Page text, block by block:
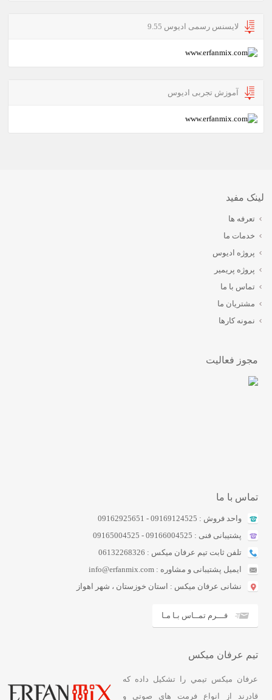
لایسنس رسمی ادیوس 9.55
آموزش تجربی ادیوس
لینک مفید
تعرفه ها
خدمات ما
پروژه ادیوس
پروژه پریمیر
تماس با ما
مشتریان ما
نمونه کارها
مجوز فعالیت
تماس با ما
واحد فروش : 09169124525 - 09162925651
پشتیبانی فنی : 09166004525 - 09165004525
تلفن ثابت تیم عرفان میکس : 06132268326
ایمیل پشتیبانی و مشاوره : info@erfanmix.com
نشانی عرفان میکس : استان خوزستان ، شهر اهواز
فـــرم تمــاس بـا مـا
تیم عرفان میکس
عرفان ميکس تيمي را تشکيل داده که
قادرند از انواع فرمت هاي صوتي و